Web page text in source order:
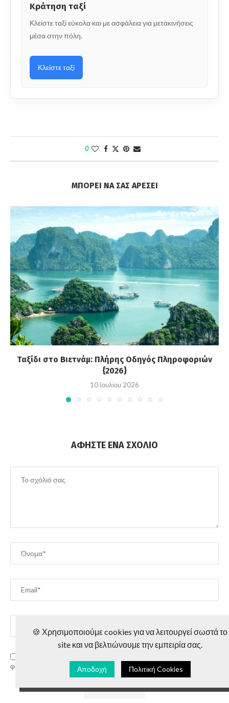
Κράτηση ταξί
Κλείστε ταξί εύκολα και με ασφάλεια για μετακινήσεις
μέσα στην πόλη.
Κλείστε ταξί
0
ΜΠΟΡΕΊ ΝΑ ΣΑΣ ΑΡΈΣΕΙ
Ταξίδι στο Βιετνάμ: Πλήρης Οδηγός Πληροφοριών
{2026}
10 Ιουλίου 2026
ΑΦΉΣΤΕ ΈΝΑ ΣΧΌΛΙΟ
φορά που θα σχολιάσω.
🍪 Χρησιμοποιούμε cookies για να λειτουργεί σωστά το
site και να βελτιώνουμε την εμπειρία σας.
Αποδοχή Πολιτική Cookies